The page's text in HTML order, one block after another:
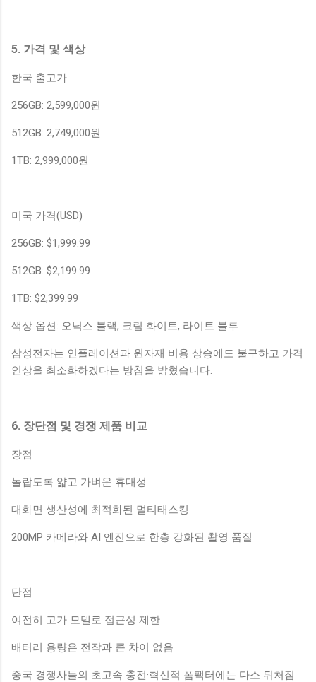
5. 가격 및 색상
한국 출고가
256GB: 2,599,000원
512GB: 2,749,000원
1TB: 2,999,000원
미국 가격(USD)
256GB: $1,999.99
512GB: $2,199.99
1TB: $2,399.99
색상 옵션: 오닉스 블랙, 크림 화이트, 라이트 블루
삼성전자는 인플레이션과 원자재 비용 상승에도 불구하고 가격
인상을 최소화하겠다는 방침을 밝혔습니다.
6. 장단점 및 경쟁 제품 비교
장점
놀랍도록 얇고 가벼운 휴대성
대화면 생산성에 최적화된 멀티태스킹
200MP 카메라와 AI 엔진으로 한층 강화된 촬영 품질
단점
여전히 고가 모델로 접근성 제한
배터리 용량은 전작과 큰 차이 없음
중국 경쟁사들의 초고속 충전·혁신적 폼팩터에는 다소 뒤처짐